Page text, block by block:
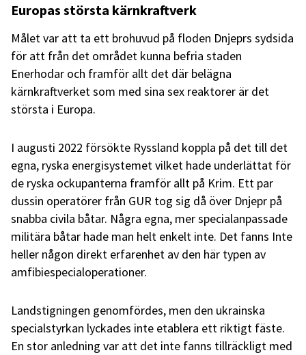
Europas största kärnkraftverk
Målet var att ta ett brohuvud på floden Dnjeprs sydsida
för att från det området kunna befria staden
Enerhodar och framför allt det där belägna
kärnkraftverket som med sina sex reaktorer är det
största i Europa.
I augusti 2022 försökte Ryssland koppla på det till det
egna, ryska energisystemet vilket hade underlättat för
de ryska ockupanterna framför allt på Krim. Ett par
dussin operatörer från GUR tog sig då över Dnjepr på
snabba civila båtar. Några egna, mer specialanpassade
militära båtar hade man helt enkelt inte. Det fanns Inte
heller någon direkt erfarenhet av den här typen av
amfibiespecialoperationer.
Landstigningen genomfördes, men den ukrainska
specialstyrkan lyckades inte etablera ett riktigt fäste.
En stor anledning var att det inte fanns tillräckligt med